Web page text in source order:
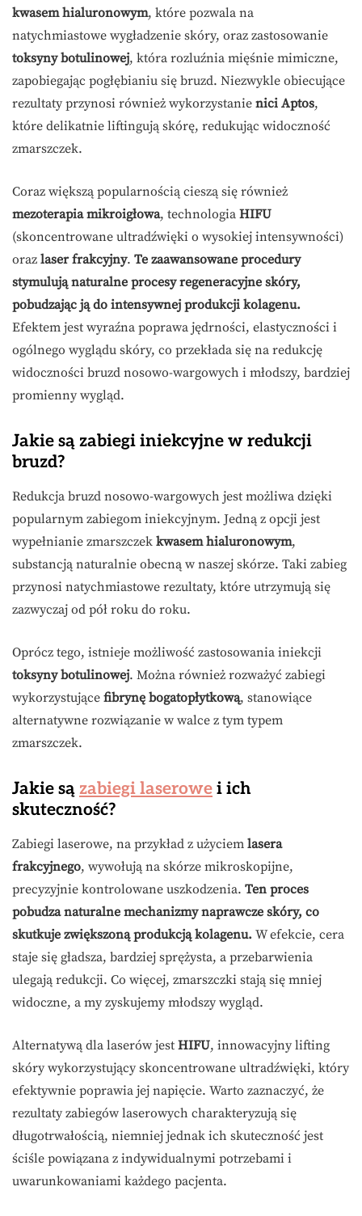
kwasem hialuronowym, które pozwala na
natychmiastowe wygładzenie skóry, oraz zastosowanie
toksyny botulinowej, która rozluźnia mięśnie mimiczne,
zapobiegając pogłębianiu się bruzd. Niezwykle obiecujące
rezultaty przynosi również wykorzystanie nici Aptos,
które delikatnie liftingują skórę, redukując widoczność
zmarszczek.
Coraz większą popularnością cieszą się również
mezoterapia mikroigłowa, technologia HIFU
(skoncentrowane ultradźwięki o wysokiej intensywności)
oraz laser frakcyjny. Te zaawansowane procedury
stymulują naturalne procesy regeneracyjne skóry,
pobudzając ją do intensywnej produkcji kolagenu.
Efektem jest wyraźna poprawa jędrności, elastyczności i
ogólnego wyglądu skóry, co przekłada się na redukcję
widoczności bruzd nosowo-wargowych i młodszy, bardziej
promienny wygląd.
Jakie są zabiegi iniekcyjne w redukcji
bruzd?
Redukcja bruzd nosowo-wargowych jest możliwa dzięki
popularnym zabiegom iniekcyjnym. Jedną z opcji jest
wypełnianie zmarszczek kwasem hialuronowym,
substancją naturalnie obecną w naszej skórze. Taki zabieg
przynosi natychmiastowe rezultaty, które utrzymują się
zazwyczaj od pół roku do roku.
Oprócz tego, istnieje możliwość zastosowania iniekcji
toksyny botulinowej. Można również rozważyć zabiegi
wykorzystujące fibrynę bogatopłytkową, stanowiące
alternatywne rozwiązanie w walce z tym typem
zmarszczek.
Jakie są zabiegi laserowe i ich
skuteczność?
Zabiegi laserowe, na przykład z użyciem lasera
frakcyjnego, wywołują na skórze mikroskopijne,
precyzyjnie kontrolowane uszkodzenia. Ten proces
pobudza naturalne mechanizmy naprawcze skóry, co
skutkuje zwiększoną produkcją kolagenu. W efekcie, cera
staje się gładsza, bardziej sprężysta, a przebarwienia
ulegają redukcji. Co więcej, zmarszczki stają się mniej
widoczne, a my zyskujemy młodszy wygląd.
Alternatywą dla laserów jest HIFU, innowacyjny lifting
skóry wykorzystujący skoncentrowane ultradźwięki, który
efektywnie poprawia jej napięcie. Warto zaznaczyć, że
rezultaty zabiegów laserowych charakteryzują się
długotrwałością, niemniej jednak ich skuteczność jest
ściśle powiązana z indywidualnymi potrzebami i
uwarunkowaniami każdego pacjenta.